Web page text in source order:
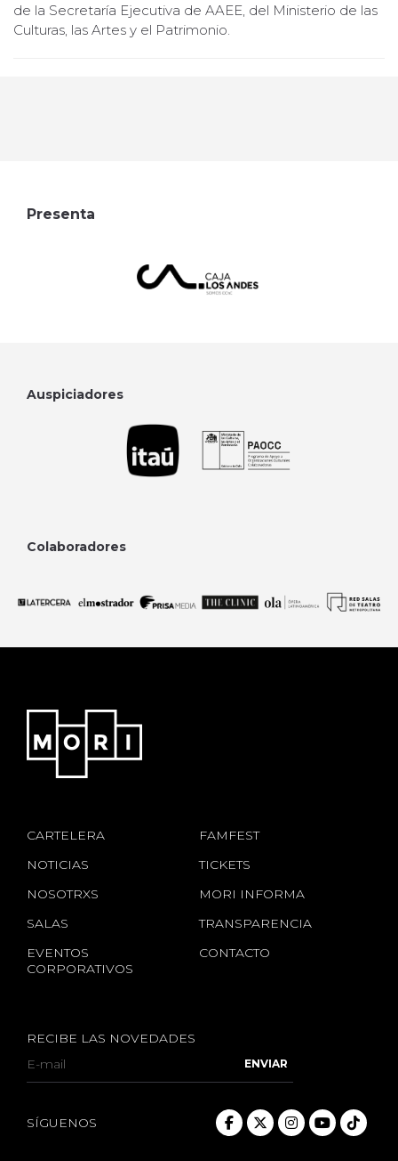
de la Secretaría Ejecutiva de AAEE, del Ministerio de las
Culturas, las Artes y el Patrimonio.
Presenta
Auspiciadores
Colaboradores
CARTELERA
NOTICIAS
NOSOTRXS
SALAS
EVENTOS
CORPORATIVOS
FAMFEST
TICKETS
MORI INFORMA
TRANSPARENCIA
CONTACTO
RECIBE LAS NOVEDADES
SÍGUENOS